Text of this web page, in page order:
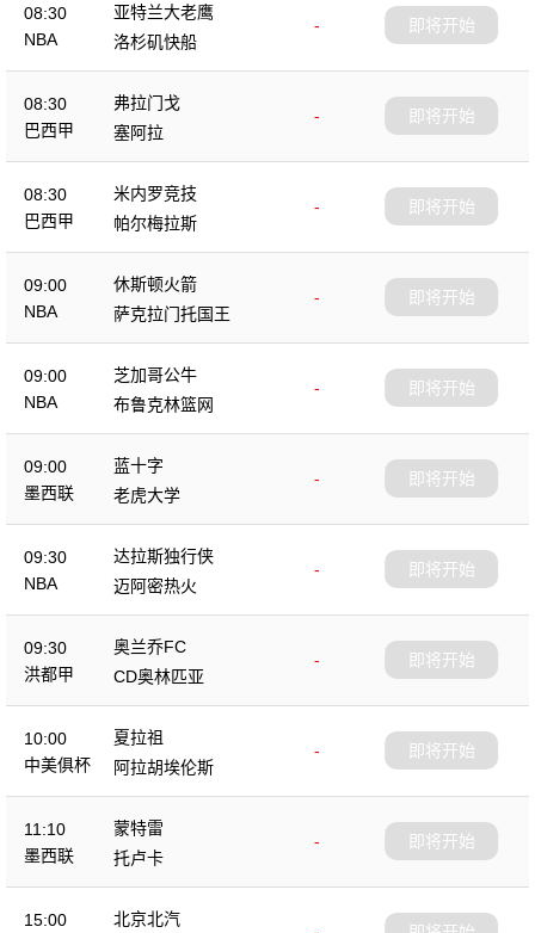
08:30
NBA
亚特兰大老鹰
-
洛杉矶快船
即将开始
08:30
巴西甲
弗拉门戈
-
塞阿拉
即将开始
08:30
巴西甲
米内罗竞技
-
帕尔梅拉斯
即将开始
09:00
NBA
休斯顿火箭
-
萨克拉门托国王
即将开始
09:00
NBA
芝加哥公牛
-
布鲁克林篮网
即将开始
09:00
墨西联
蓝十字
-
老虎大学
即将开始
09:30
NBA
达拉斯独行侠
-
迈阿密热火
即将开始
09:30
洪都甲
奥兰乔FC
-
CD奥林匹亚
即将开始
10:00
中美俱杯
夏拉祖
-
阿拉胡埃伦斯
即将开始
11:10
墨西联
蒙特雷
-
托卢卡
即将开始
15:00
北京北汽